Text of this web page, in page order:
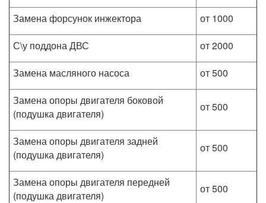
Замена форсунок инжектора
от 1000
С\у поддона ДВС
от 2000
Замена масляного насоса
от 500
Замена опоры двигателя боковой
(подушка двигателя)
от 500
Замена опоры двигателя задней
(подушка двигателя)
от 500
Замена опоры двигателя передней
(подушка двигателя)
от 500